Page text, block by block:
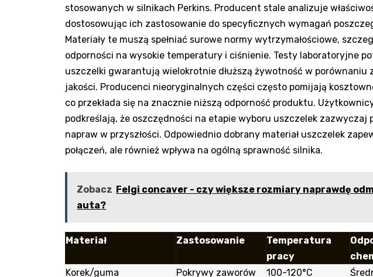
stosowanych w silnikach Perkins. Producent stale analizuje
dostosowując ich zastosowanie do specyficznych wymagań
Materiały te muszą spełniać surowe normy wytrzymałościowe,
odporności na wysokie temperatury i ciśnienie. Testy laboratoryjne
uszczelki gwarantują wielokrotnie dłuższą żywotność w porównaniu
jakości. Producenci nieoryginalnych części często pomijają
co przekłada się na znacznie niższą odporność produktu.
podkreślają, że oszczędności na etapie wyboru uszczelek zazwyczaj
napraw w przyszłości. Odpowiednio dobrany materiał uszczelek
połączeń, ale również wpływa na ogólną sprawność silnika.
Zobacz Felgi concaver - czy większe rozmiary naprawdę
auta?
Materiał Zastosowanie
Temperatura
pracy
Korek/guma Pokrywy zaworów 100-120°C